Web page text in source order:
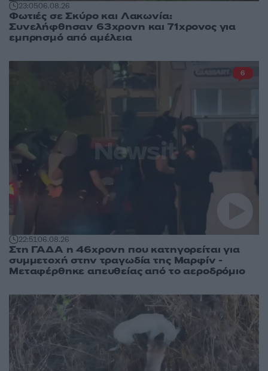
23:0506.08.26
Φωτιές σε Σκύρο και Λακωνία:
Συνελήφθησαν 63χρονη και 71χρονος για
εμπρησμό από αμέλεια
22:5106.08.26
Στη ΓΑΔΑ η 46χρονη που κατηγορείται για
συμμετοχή στην τραγωδία της Μαρφίν -
Μεταφέρθηκε απευθείας από το αεροδρόμιο
6